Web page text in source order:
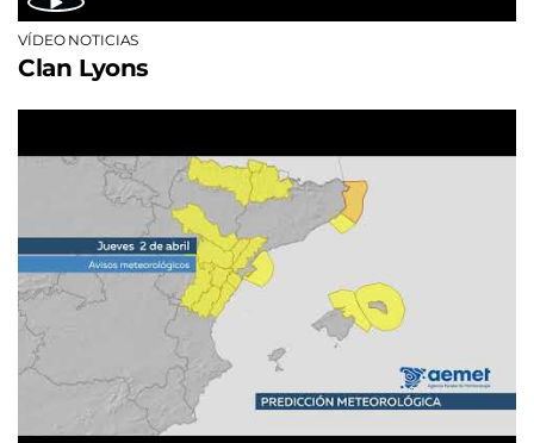
VÍDEO NOTICIAS
Clan Lyons